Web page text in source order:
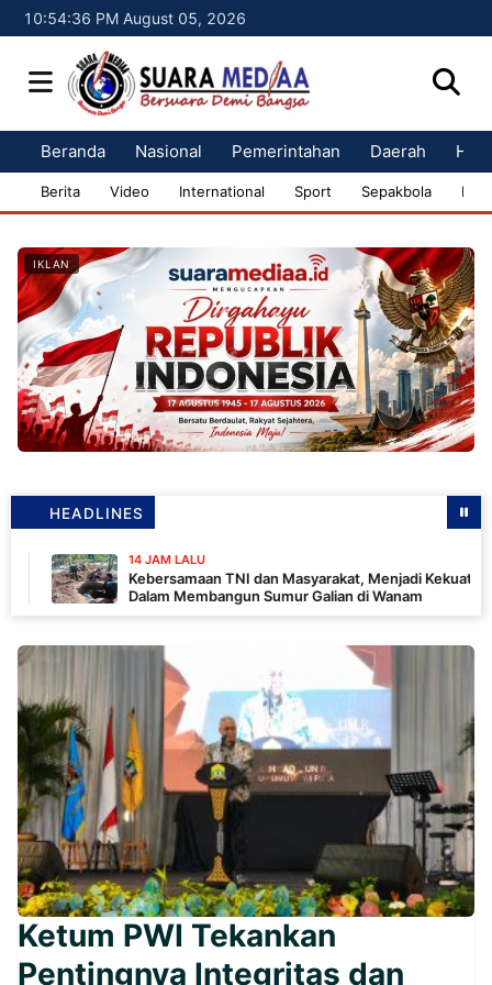
10:54:37 PM August 05, 2026
Beranda Nasional Pemerintahan Daerah
Berita Video International Sport Sepakbola
IKLAN
HEADLINES
14 JAM LALU
Kebersamaan TNI dan Masyarakat, Menjadi Kekuatan TMMD
Dalam Membangun Sumur Galian di Wanam
Ketum PWI Tekankan
Pentingnya Integritas dan